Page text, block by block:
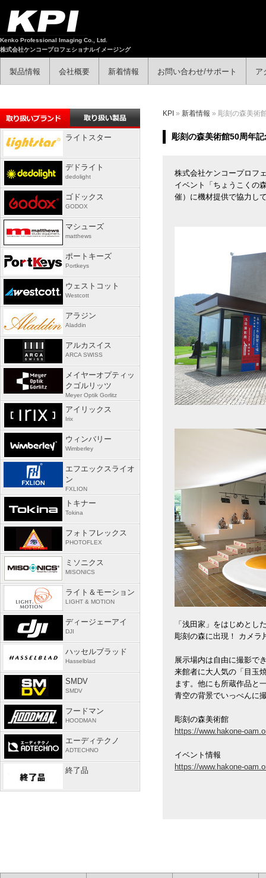
Kenko Professional Imaging Co., Ltd.
株式会社ケンコープロフェショナルイメージング
製品情報 会社概要 新着情報 お問い合わせ/サポート ア
KPI » 新着情報 » 彫刻の森美術
彫刻の森美術館50周年
株式会社ケンコープロフ
イベント「ちょうこくの
催）に機材提供で協力し
「浅田家」をはじめとし
彫刻の森に出現！ カメラ
展示場内は自由に撮影で
来館者に大人気の「目玉
ます。他にも所蔵作品と
青空の背景でいっぺんに
彫刻の森美術館
https://www.hakone-
イベント情報
https://www.hakone-
ライトスター
デドライト
dedolight
ゴドックス
GODOX
マシューズ
matthews
ポートキーズ
Portkeys
ウェストコット
Westcott
アラジン
Aladdin
アルカスイス
ARCA SWISS
メイヤーオプティッ
クゴルリッツ
Meyer Optik Gorlitz
アイリックス
Irix
ウィンバリー
Wimberley
エフエックスライオ
ン
FXLION
トキナー
Tokina
フォトフレックス
PHOTOFLEX
ミソニクス
MISONICS
ライト＆モーション
LIGHT & MOTION
ディージェーアイ
DJI
ハッセルブラッド
Hasselblad
SMDV
SMDV
フードマン
HOODMAN
エーディテクノ
ADTECHNO
終了品